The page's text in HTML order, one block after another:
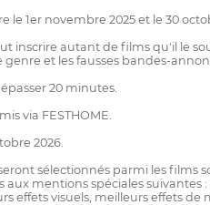
le 1er novembre 2025 et le 30
inscrire autant de films qu'il le
et les fausses bandes-
20 minutes.
via FESTHOME.
2026.
sélectionnés parmi les films
aux mentions spéciales
effets visuels, meilleurs effets